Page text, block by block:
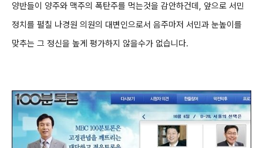
양반들이 양주와 맥주의 폭탄주를 먹는것을 감안하건데, 앞으로 서민
정치를 펼칠 나경원 의원의 대변인으로서 음주마저 서민과 눈높이를
맞추는 그 정신을 높게 평가하지 않을수가 없습니다.